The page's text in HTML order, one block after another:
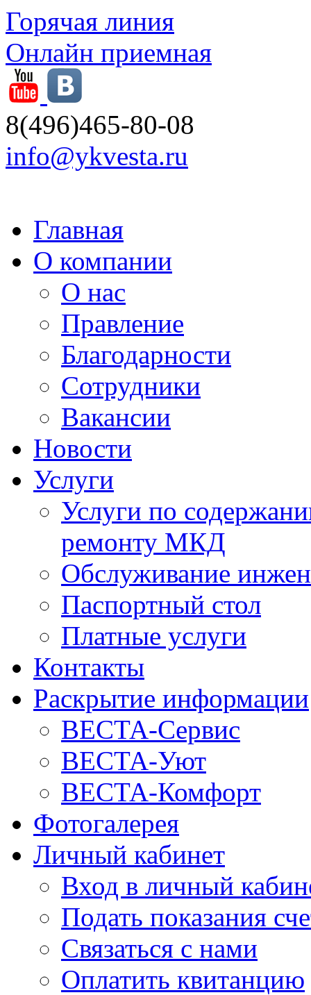
Горячая линия
Онлайн приемная
8(496)465-80-08
info@ykvesta.ru
Главная
О компании
О нас
Правление
Благодарности
Сотрудники
Вакансии
Новости
Услуги
Услуги по
ремонту МКД
Обслуживание
Паспортный стол
Платные услуги
Контакты
Раскрытие информации
ВЕСТА-Сервис
ВЕСТА-Уют
ВЕСТА-Комфорт
Фотогалерея
Личный кабинет
Вход в личный
Подать показания
Связаться с нами
Оплатить квитанцию